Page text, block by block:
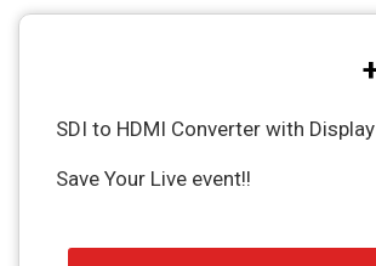
SDI to HDMI Converter with Display
Save Your Live event!!